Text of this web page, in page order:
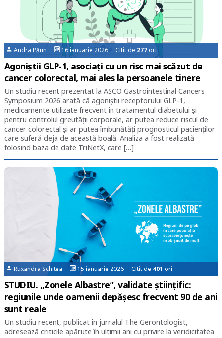
Andra Păun 16 ianuarie 2026 Citit de 277 ori
Agoniștii GLP-1, asociați cu un risc mai scăzut de
cancer colorectal, mai ales la persoanele tinere
Un studiu recent prezentat la ASCO Gastrointestinal Cancers
Symposium 2026 arată că agoniștii receptorului GLP-1,
medicamente utilizate frecvent în tratamentul diabetului și
pentru controlul greutății corporale, ar putea reduce riscul de
cancer colorectal și ar putea îmbunătăți prognosticul pacienților
care suferă deja de această boală. Analiza a fost realizată
folosind baza de date TriNetX, care […]
Ruxandra Schitea 15 ianuarie 2026 Citit de 401 ori
STUDIU. „Zonele Albastre”, validate științific:
regiunile unde oamenii depășesc frecvent 90 de ani
sunt reale
Un studiu recent, publicat în jurnalul The Gerontologist,
adresează criticile apărute în ultimii ani cu privire la veridicitatea